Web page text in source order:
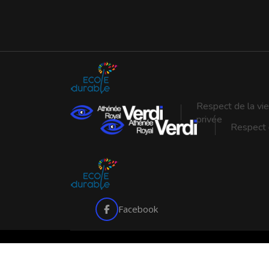
Respect de la vie
privée
Respect
Facebook